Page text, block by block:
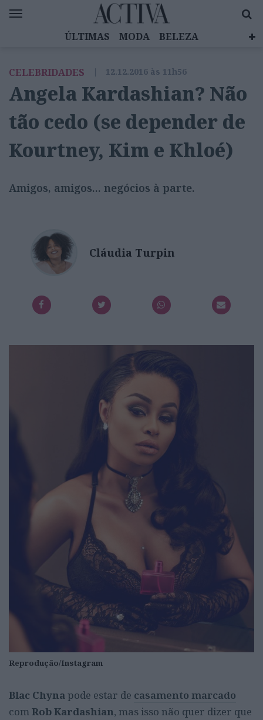
ÚLTIMAS MODA
BELEZA
EMOÇÕES
MULHERES INSPIRADORAS
DIZ QUEM SABE
ACTIVA BRAND STUDIO
CELEBRIDADES | 12.12.2016 às 11h56
Angela Kardashian? Não
tão cedo (se depender de
Kourtney, Kim e Khloé)
Amigos, amigos... negócios à parte.
Cláudia Turpin
Reprodução/Instagram
Blac Chynapode estar de casamento marcado
comRob Kardashian, mas isso não quer dizer que